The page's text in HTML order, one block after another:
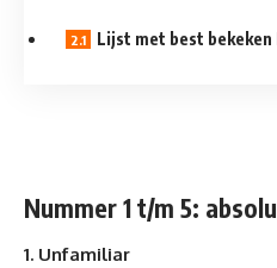
Lijst met best
Nummer 1 t/m 5:
1. Unfamiliar